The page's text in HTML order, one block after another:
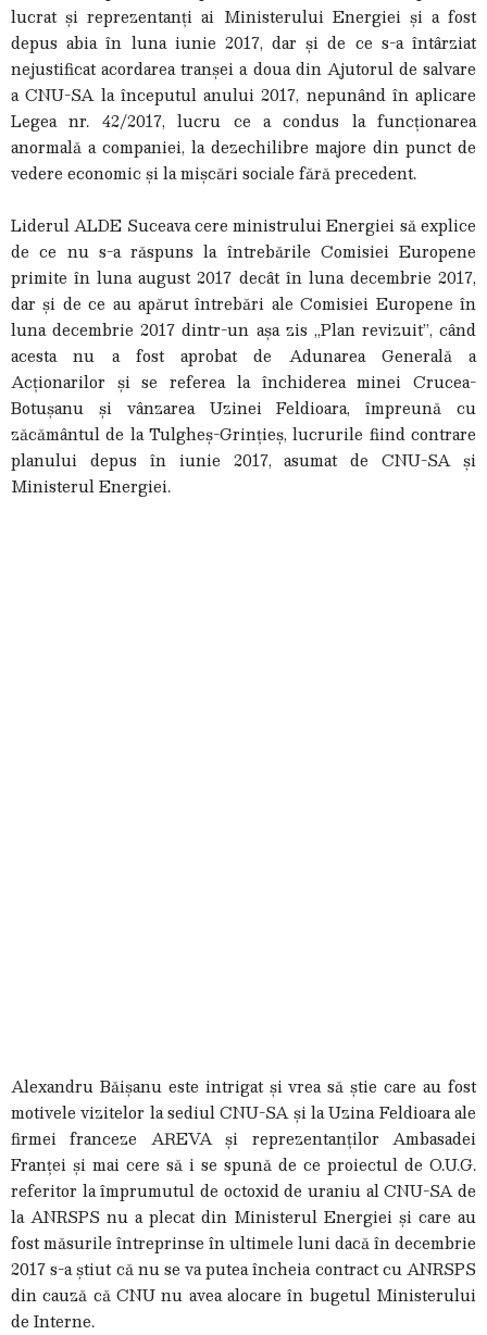
lucrat și reprezentanți ai Ministerului Energiei și a fost
depus abia în luna iunie 2017, dar și de ce s-a întârziat
nejustificat acordarea tranșei a doua din Ajutorul de salvare
a CNU-SA la începutul anului 2017, nepunând în aplicare
Legea nr. 42/2017, lucru ce a condus la funcționarea
anormală a companiei, la dezechilibre majore din punct de
vedere economic și la mișcări sociale fără precedent.
Liderul ALDE Suceava cere ministrului Energiei să explice
de ce nu s-a răspuns la întrebările Comisiei Europene
primite în luna august 2017 decât în luna decembrie 2017,
dar și de ce au apărut întrebări ale Comisiei Europene în
luna decembrie 2017 dintr-un așa zis „Plan revizuit”, când
acesta nu a fost aprobat de Adunarea Generală a
Acționarilor și se referea la închiderea minei Crucea-
Botușanu și vânzarea Uzinei Feldioara, împreună cu
zăcământul de la Tulgheș-Grințieș, lucrurile fiind contrare
planului depus în iunie 2017, asumat de CNU-SA și
Ministerul Energiei.
Alexandru Băișanu este intrigat și vrea să știe care au fost
motivele vizitelor la sediul CNU-SA și la Uzina Feldioara ale
firmei franceze AREVA și reprezentanților Ambasadei
Franței și mai cere să i se spună de ce proiectul de O.U.G.
referitor la împrumutul de octoxid de uraniu al CNU-SA de
la ANRSPS nu a plecat din Ministerul Energiei și care au
fost măsurile întreprinse în ultimele luni dacă în decembrie
2017 s-a știut că nu se va putea încheia contract cu ANRSPS
din cauză că CNU nu avea alocare în bugetul Ministerului
de Interne.